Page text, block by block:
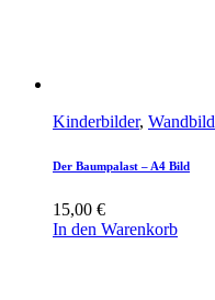
Kinderbilder, Wandbild
Der Baumpalast – A4 Bild
15,00 €
In den Warenkorb